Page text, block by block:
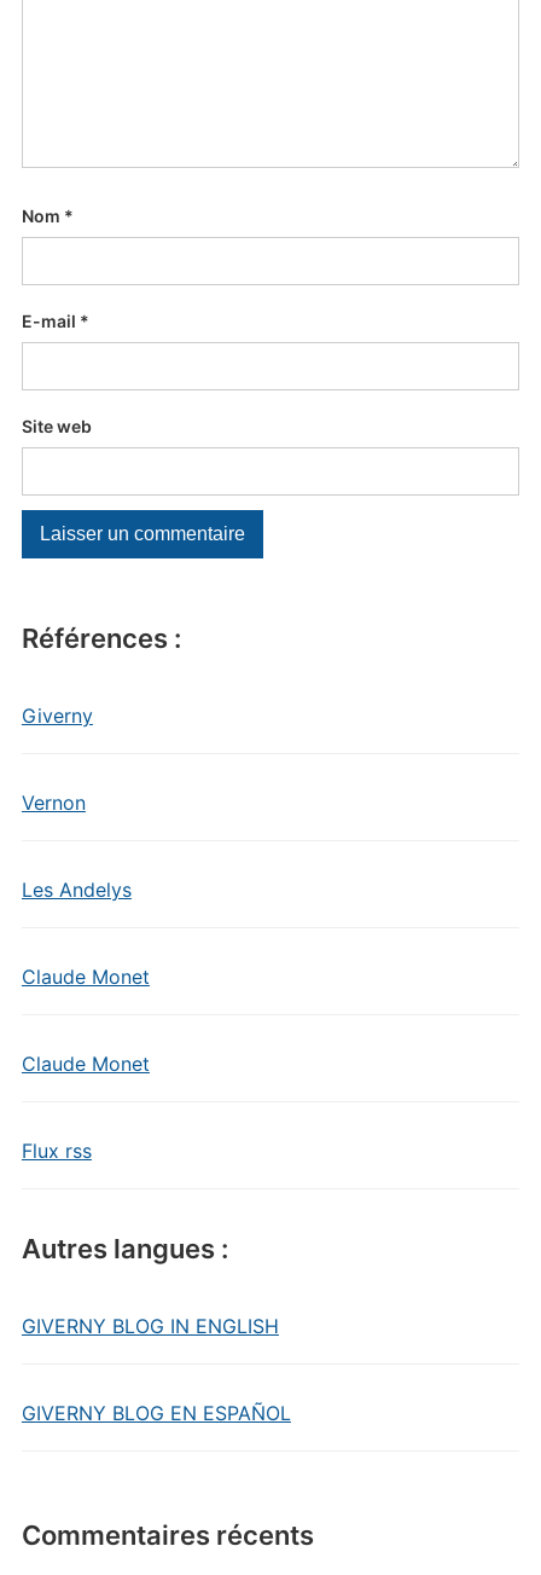
Références :
Giverny
Vernon
Les Andelys
Claude Monet
Claude Monet
Flux rss
Autres langues :
GIVERNY BLOG IN ENGLISH
GIVERNY BLOG EN ESPAÑOL
Nom *
E-mail *
Site web
Commentaires récents